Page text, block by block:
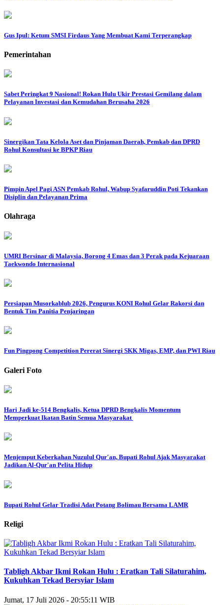
Gus Ipul: Ketum SMSI Firdaus Yang Membuat Kami Terperangkap
Pemerintahan
Sabet Peringkat 9 Nasional! Rokan Hulu Ukir Prestasi Gemilang dalam
Pelayanan Investasi dan Kemudahan Berusaha 2026
Sinergikan Tata Kelola Aset dan Pinjaman Daerah, Pemkab dan DPRD
Rohul Konsultasi ke BPKP Riau
Pimpin Apel Pagi ASN Pemkab Rohul, Wabup Syafaruddin Poti Tekankan
Disiplin dan Pelayanan Prima
Olahraga
UMRI Bersinar di Malaysia, Borong 4 Emas dan 3 Perak pada Kejuaraan
Taekwondo Internasional
Persiapan Musorkablub 2026, Pengurus KONI Rohul Gelar Rakorsi dan
Bentuk Tim Panitia Penjaringan
Fun Pingpong Competition Pererat Sinergi SKK Migas, EMP, dan PWI Riau
Galeri Foto
Hari Jadi ke-514 Bengkalis, Ketua DPRD Bengkalis Momentum
Memperkuat Ikatan Batin Semua Masyarakat
Menjemput Keberkahan Nuzulul Qur'an, Bupati Rohul Ajak Masyarakat
Jadikan Al-Qur'an Pelita Hidup
Bupati Rohul Gelar Tradisi Adat Potang Bolimau Bersama LAMR
Religi
Tabligh Akbar Ikmi Rokan Hulu : Eratkan Tali Silaturahim,
Kukuhkan Tekad Bersyiar Islam
Jumat, 17 Juli 2026 - 20:55:11 WIB